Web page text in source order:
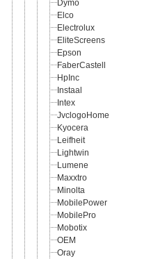
Dymo
Elco
Electrolux
EliteScreens
Epson
FaberCastell
HpInc
Instaal
Intex
JvclogoHome
Kyocera
Leifheit
Lightwin
Lumene
Maxxtro
Minolta
MobilePower
MobilePro
Mobotix
OEM
Oray